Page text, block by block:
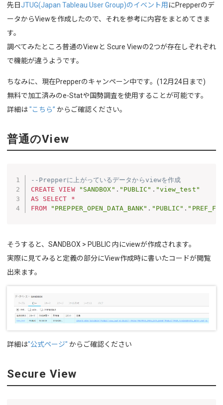
先日JTUG(Japan Tableau User Group)のイベント用にPrepperのデ
ータからViewを作成したので、それを参考に内容をまとめてきま
す。
調べてみたところ普通のViewと Scure Viewの2つが存在しぞれぞれ
で機能が違うようです。
ちなみに、現在Prepperのキャンペーン中です。(12月24日まで)
無料で加工済みのe-Statや国勢調査を使用することが可能です。
詳細は"こちら” からご確認ください。
普通のView
--Prepperに上がっているデータからviewを作成
CREATE
VIEW "SANDBOX" . "PUBLIC" . "view_test"
AS
SELECT
*
FROM
"PREPPER_OPEN_DATA_BANK" . "PUBLIC" .
そうすると、SANDBOX > PUBLIC 内にviewが作成されます。
実際に見てみると定義の部分にView作成時に書いたコードが閲覧
出来ます。
詳細は"公式ページ" からご確認ください
Secure View